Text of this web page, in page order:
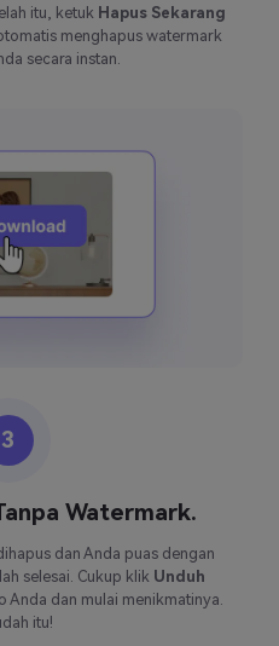
itu, ketuk Hapus Sekarang
menghapus watermark
secara instan.
3
Watermark.
dan Anda puas dengan
selesai. Cukup klik Unduh
dan mulai menikmatinya.
itu!